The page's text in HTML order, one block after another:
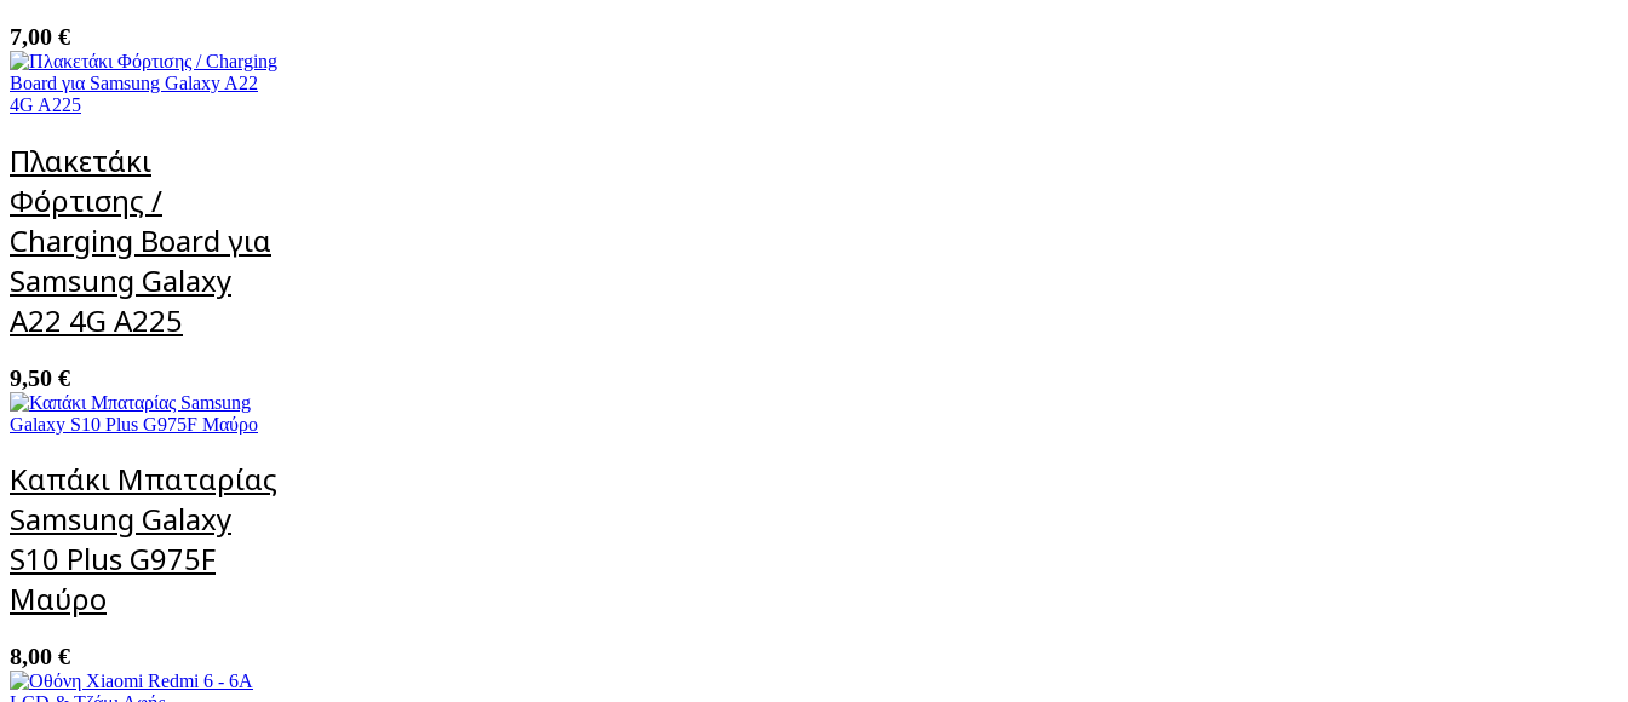
7,00 €
Πλακετάκι
Φόρτισης /
Charging Board για
Samsung Galaxy
A22 4G A225
9,50 €
Καπάκι Μπαταρίας
Samsung Galaxy
S10 Plus G975F
Μαύρο
8,00 €